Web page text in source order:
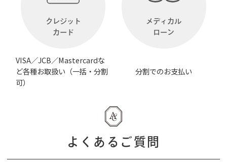
クレジット
カード
VISA／JCB／Mastercardな
ど各種お取扱い（一括・分割
可）
メディカル
ローン
分割でのお支払い
よくあるご質問